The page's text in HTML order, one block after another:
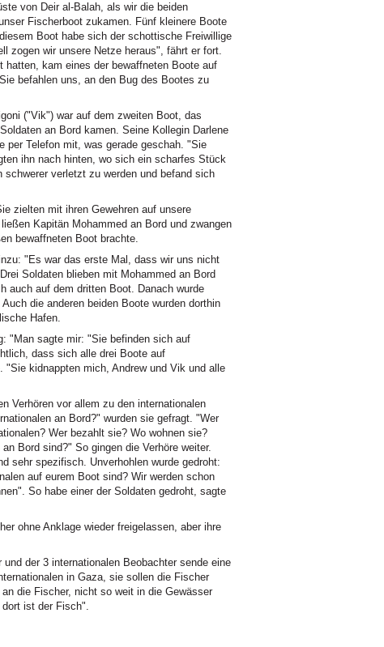
von Deir al-Balah, als wir die beiden
Fischerboot zukamen. Fünf kleinere Boote
Boot habe sich der schottische Freiwillige
zogen wir unsere Netze heraus", fährt er fort.
kam eines der bewaffneten Boote auf
befahlen uns, an den Bug des Bootes zu
("Vik") war auf dem zweiten Boot, das
an Bord kamen. Seine Kollegin Darlene
per Telefon mit, was gerade geschah. "Sie
ihn nach hinten, wo sich ein scharfes Stück
verletzt zu werden und befand sich
zielten mit ihren Gewehren auf unsere
Kapitän Mohammed an Bord und zwangen
bewaffneten Boot brachte.
"Es war das erste Mal, dass wir uns nicht
Soldaten blieben mit Mohammed an Bord
auch auf dem dritten Boot. Danach wurde
die anderen beiden Boote wurden dorthin
Hafen.
"Man sagte mir: "Sie befinden sich auf
dass sich alle drei Boote auf
kidnappten mich, Andrew und Vik und alle
Verhören vor allem zu den internationalen
an Bord?" wurden sie gefragt. "Wer
Wer bezahlt sie? Wo wohnen sie?
Bord sind?" So gingen die Verhöre weiter.
sehr spezifisch. Unverhohlen wurde gedroht:
auf eurem Boot sind? Wir werden schon
So habe einer der Soldaten gedroht, sagte
ohne Anklage wieder freigelassen, aber ihre
der 3 internationalen Beobachter sende eine
in Gaza, sie sollen die Fischer
die Fischer, nicht so weit in die Gewässer
ist der Fisch".